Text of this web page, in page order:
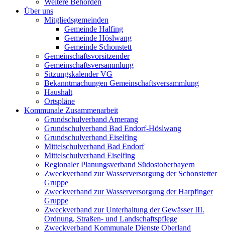
Weitere Behörden
Über uns
Mitgliedsgemeinden
Gemeinde Halfing
Gemeinde Höslwang
Gemeinde Schonstett
Gemeinschaftsvorsitzender
Gemeinschaftsversammlung
Sitzungskalender VG
Bekanntmachungen Gemeinschaftsversammlung
Haushalt
Ortspläne
Kommunale Zusammenarbeit
Grundschulverband Amerang
Grundschulverband Bad Endorf-Höslwang
Grundschulverband Eiselfing
Mittelschulverband Bad Endorf
Mittelschulverband Eiselfing
Regionaler Planungsverband Südostoberbayern
Zweckverband zur Wasserversorgung der Schonstetter
Gruppe
Zweckverband zur Wasserversorgung der Harpfinger
Gruppe
Zweckverband zur Unterhaltung der Gewässer III.
Ordnung, Straßen- und Landschaftspflege
Zweckverband Kommunale Dienste Oberland